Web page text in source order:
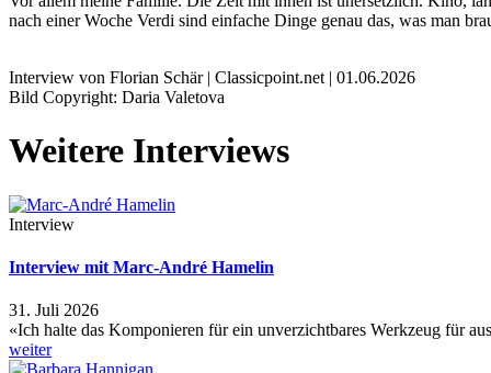
nach einer Woche Verdi sind einfache Dinge genau das, was man
Interview von Florian Schär | Classicpoint.net | 01.06.2026
Bild Copyright: Daria Valetova
Weitere Interviews
Interview
Interview mit Marc-André Hamelin
31. Juli 2026
«Ich halte das Komponieren für ein unverzichtbares Werkzeug für
weiter